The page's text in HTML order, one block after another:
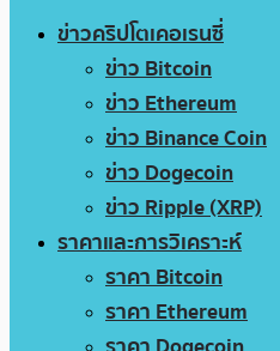
ข่าวคริปโตเคอเรนซี่
ข่าว Bitcoin
ข่าว Ethereum
ข่าว Binance Coin
ข่าว Dogecoin
ข่าว Ripple (XRP)
ราคาและการวิเคราะห์
ราคา Bitcoin
ราคา Ethereum